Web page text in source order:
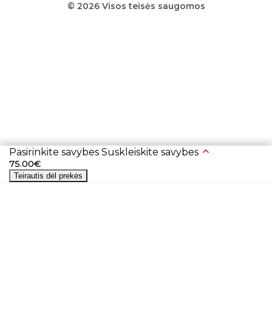
© 2026 Visos teisės saugomos
Pasirinkite savybes Suskleiskite savybes
75.00€
Teirautis dėl prekės